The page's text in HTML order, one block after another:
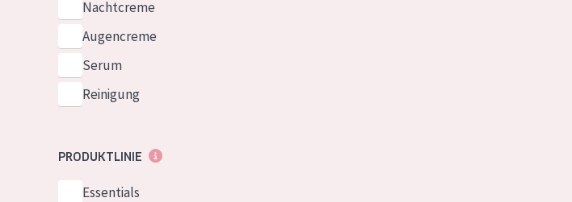
Nachtcreme
Augencreme
Serum
Reinigung
PRODUKTLINIE
Essentials